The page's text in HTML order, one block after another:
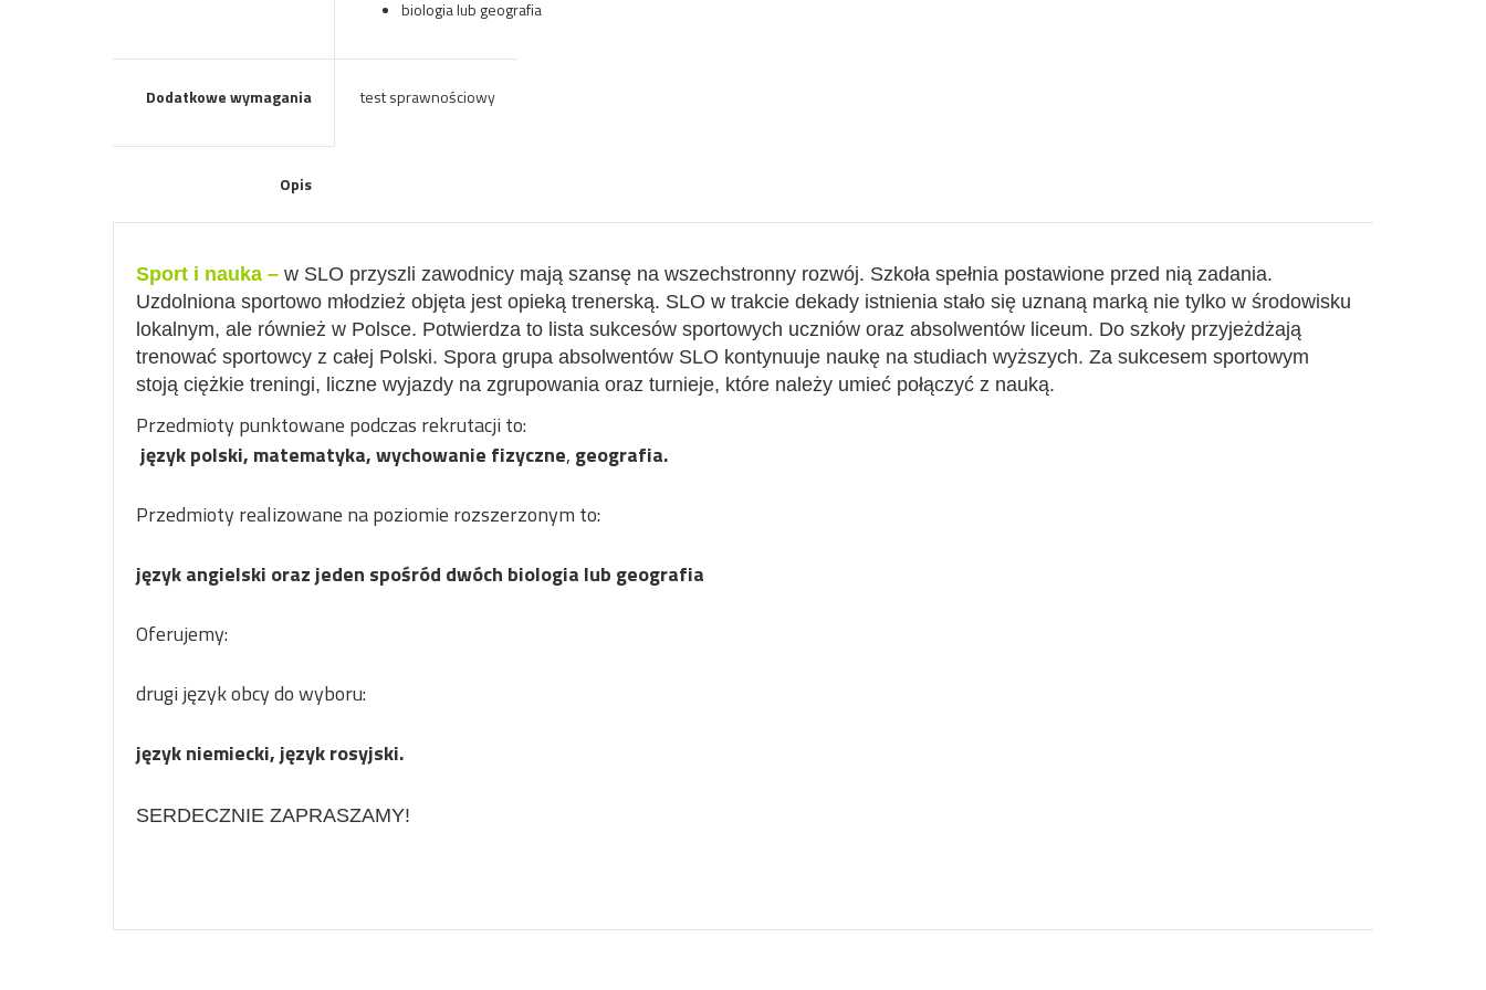
biologia lub geografia
Dodatkowe wymagania test sprawnościowy
Opis
Sport i nauka – w SLO przyszli zawodnicy mają szansę na wszechstronny rozwój. Szkoła spełnia postawione przed nią zadania.
Uzdolniona sportowo młodzież objęta jest opieką trenerską. SLO w trakcie dekady istnienia stało się uznaną marką nie tylko w środowisku
lokalnym, ale również w Polsce. Potwierdza to lista sukcesów sportowych uczniów oraz absolwentów liceum. Do szkoły przyjeżdżają
trenować sportowcy z całej Polski. Spora grupa absolwentów SLO kontynuuje naukę na studiach wyższych. Za sukcesem sportowym
stoją ciężkie treningi, liczne wyjazdy na zgrupowania oraz turnieje, które należy umieć połączyć z nauką.
Przedmioty punktowane podczas rekrutacji to:
język polski, matematyka,wychowanie fizyczne, geografia.
Przedmioty realizowane na poziomie rozszerzonym to:
język angielski oraz jeden spośród dwóch biologia lub geografia
Oferujemy:
drugi język obcy do wyboru:
język niemiecki, język rosyjski.
SERDECZNIE ZAPRASZAMY!